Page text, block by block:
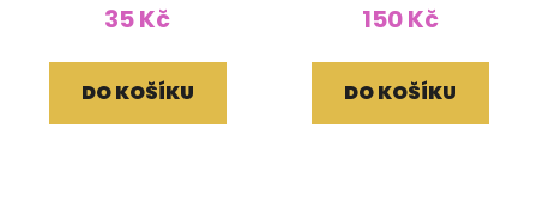
35 Kč
DO KOŠÍKU
150 Kč
DO KOŠÍKU